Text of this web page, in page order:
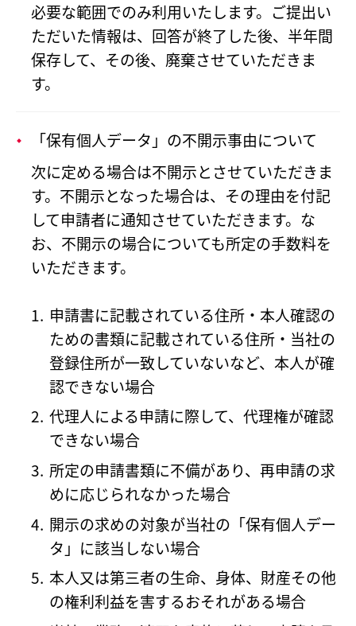
必要な範囲でのみ利用いたします。ご提出い
ただいた情報は、回答が終了した後、半年間
保存して、その後、廃棄させていただきま
す。
「保有個人データ」の不開示事由について
次に定める場合は不開示とさせていただきま
す。不開示となった場合は、その理由を付記
して申請者に通知させていただきます。な
お、不開示の場合についても所定の手数料を
いただきます。
申請書に記載されている住所・本人確認の
ための書類に記載されている住所・当社の
登録住所が一致していないなど、本人が確
認できない場合
代理人による申請に際して、代理権が確認
できない場合
所定の申請書類に不備があり、再申請の求
めに応じられなかった場合
開示の求めの対象が当社の「保有個人デー
タ」に該当しない場合
本人又は第三者の生命、身体、財産その他
の権利利益を害するおそれがある場合